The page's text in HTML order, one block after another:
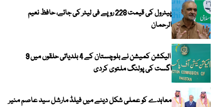
پیٹرول کی قیمت 228 روپے فی لیٹر کی جائے، حافظ نعیم
الرحمان
الیکشن کمیشن نے بلوچستان کے 4 بلدیاتی حلقوں میں 9
اگست کی پولنگ ملتوی کردی
معاہدے کو عملی شکل دینے میں فیلڈ مارشل سید عاصم منیر